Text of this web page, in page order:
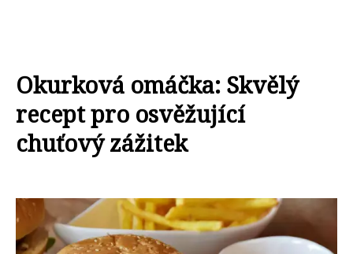
Okurková omáčka: Skvělý
recept pro osvěžující
chuťový zážitek